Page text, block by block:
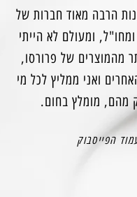
הרבה מאוד חברות של
ומעולם לא הייתי
מהמוצרים של פרורסו,
ואני ממליץ לכל מי
מהם, מומלץ בחום.
הפייסבוק